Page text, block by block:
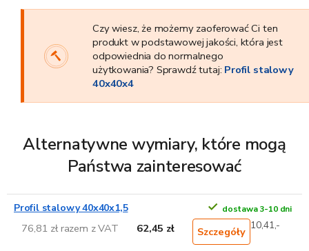
Czy wiesz, że możemy zaoferować Ci ten
produkt w podstawowej jakości, która jest
odpowiednia do normalnego
użytkowania? Sprawdź tutaj: Profil stalowy
40x40x4
Alternatywne wymiary, które mogą
Państwa zainteresować
Profil stalowy 40x40x1,5 dostawa 3-10 dni
76,81 zł razem z VAT 62,45 zł Szczegóły 10,41,-